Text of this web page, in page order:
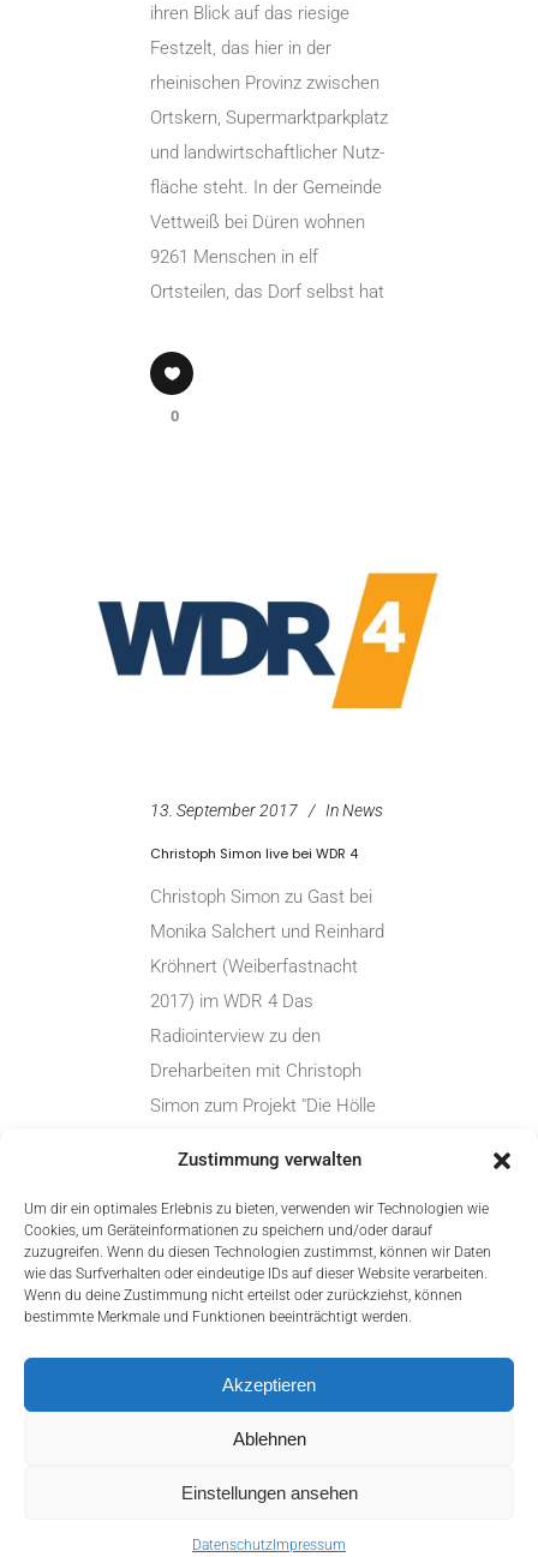
Zustimmung verwalten
Um dir ein optimales Erlebnis zu bieten, verwenden wir Technologien wie
Cookies, um Geräteinformationen zu speichern und/oder darauf
zuzugreifen. Wenn du diesen Technologien zustimmst, können wir Daten
wie das Surfverhalten oder eindeutige IDs auf dieser Website verarbeiten.
Wenn du deine Zustimmung nicht erteilst oder zurückziehst, können
bestimmte Merkmale und Funktionen beeinträchtigt werden.
Akzeptieren
Ablehnen
Einstellungen ansehen
Datenschutz Impressum
ihren Blick auf das riesige
Festzelt, das hier in der
rheinischen Provinz zwischen
Ortskern, Supermarktparkplatz
und landwirtschaftlicher Nutz-
fläche steht. In der Gemeinde
Vettweiß bei Düren wohnen
9261 Menschen in elf
Ortsteilen, das Dorf selbst hat
0
13. September 2017 InNews
Christoph Simon live bei WDR 4
Christoph Simon zu Gast bei
Monika Salchert und Reinhard
Kröhnert (Weiberfastnacht
2017) im WDR 4 Das
Radiointerview zu den
Dreharbeiten mit Christoph
Simon zum Projekt "Die Hölle
Karneval". Das ganze
Radiointerview:
mail@christophsimon.com
Impressum Datenschutz